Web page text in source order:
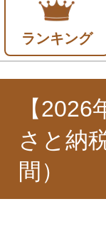
ランキング
【
さと納
間）